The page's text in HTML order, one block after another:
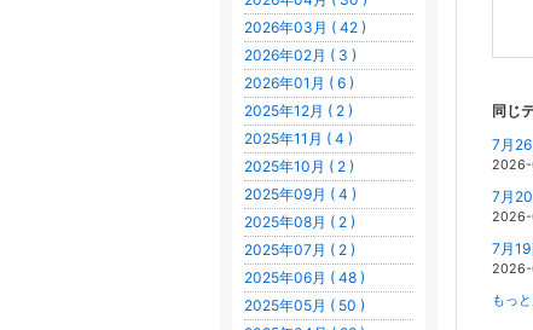
同じ
7月
7月
7月19
2026-
もっ
2026年03月 ( 42 )
2026年02月 ( 3 )
2026年01月 ( 6 )
2025年12月 ( 2 )
2025年11月 ( 4 )
2025年10月 ( 2 )
2025年09月 ( 4 )
2025年08月 ( 2 )
2025年07月 ( 2 )
2025年06月 ( 48 )
2025年05月 ( 50 )